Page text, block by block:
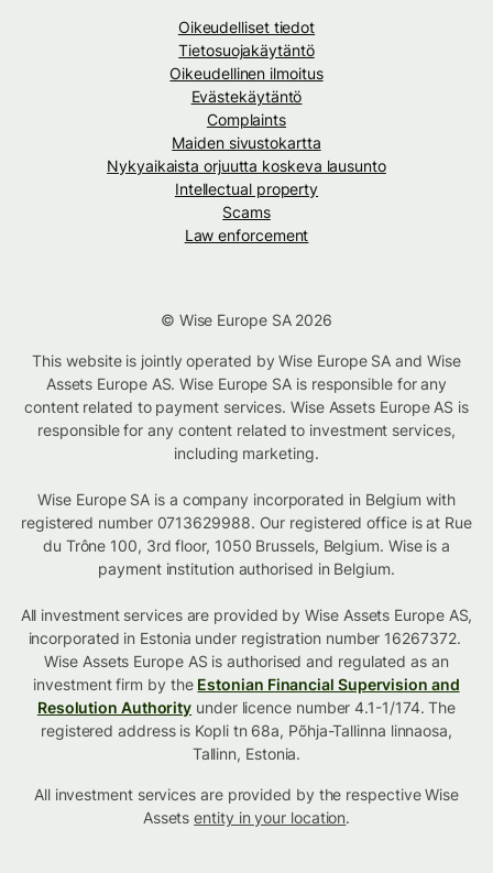
Oikeudelliset tiedot
Tietosuojakäytäntö
Oikeudellinen ilmoitus
Evästekäytäntö
Complaints
Maiden sivustokartta
Nykyaikaista orjuutta koskeva lausunto
Intellectual property
Scams
Law enforcement
© Wise Europe SA 2026
This website is jointly operated by Wise Europe SA and Wise
Assets Europe AS. Wise Europe SA is responsible for any
content related to payment services. Wise Assets Europe AS is
responsible for any content related to investment services,
including marketing.
Wise Europe SA is a company incorporated in Belgium with
registered number 0713629988. Our registered office is at Rue
du Trône 100, 3rd floor, 1050 Brussels, Belgium. Wise is a
payment institution authorised in Belgium.
All investment services are provided by Wise Assets Europe AS,
incorporated in Estonia under registration number 16267372.
Wise Assets Europe AS is authorised and regulated as an
investment firm by the Estonian Financial Supervision and
Resolution Authority under licence number 4.1-1/174. The
registered address is Kopli tn 68a, Põhja-Tallinna linnaosa,
Tallinn, Estonia.
All investment services are provided by the respective Wise
Assetsentity in your location.